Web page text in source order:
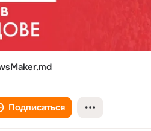
Подписаться